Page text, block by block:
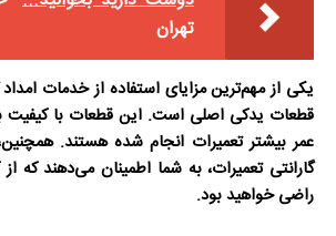
تهران
یکی از مهم‌ترین مزایای استفاده از خدمات
قطعات یدکی اصلی است. این قطعات با کیفیت
عمر بیشتر تعمیرات انجام شده هستند.
گارانتی تعمیرات، به شما اطمینان می‌دهند که
راضی خواهید بود.